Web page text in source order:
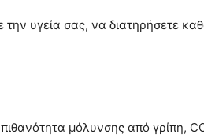
υγεία σας, να διατηρήσετε
μόλυνσης από γρίπη,